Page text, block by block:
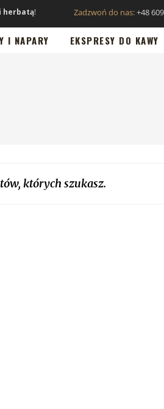
herbatą! Zadzwoń do nas:+48
I NAPARY EKSPRESY DO KAWY
których szukasz.